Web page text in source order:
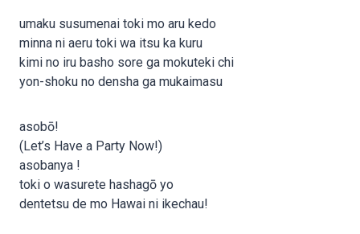
umaku susumenai toki mo aru kedo
minna ni aeru toki wa itsu ka kuru
kimi no iru basho sore ga mokuteki chi
yon-shoku no densha ga mukaimasu
asobō!
(Let’s Have a Party Now!)
asobanya !
toki o wasurete hashagō yo
dentetsu de mo Hawai ni ikechau!